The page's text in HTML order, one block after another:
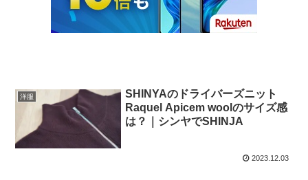
洋服
SHINYAのドライバーズニット
Raquel Apicem woolのサイズ感
は？｜シンヤでSHINJA
2023.12.03